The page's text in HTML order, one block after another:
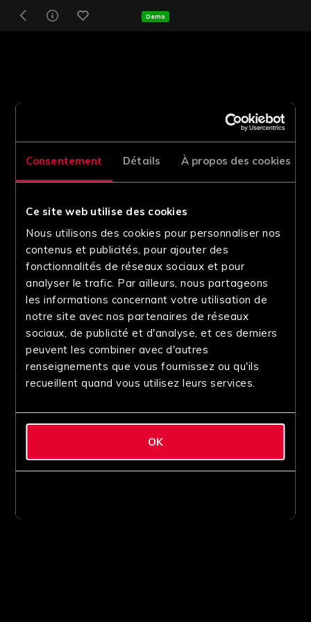
Consentement Détails À propos des cookies
Ce site web utilise des cookies
Nous utilisons des cookies pour personnaliser nos
contenus et publicités, pour ajouter des
fonctionnalités de réseaux sociaux et pour
analyser le trafic. Par ailleurs, nous partageons
les informations concernant votre utilisation de
notre site avec nos partenaires de réseaux
sociaux, de publicité et d'analyse, et ces derniers
peuvent les combiner avec d'autres
renseignements que vous fournissez ou qu'ils
recueillent quand vous utilisez leurs services.
OK
Demo